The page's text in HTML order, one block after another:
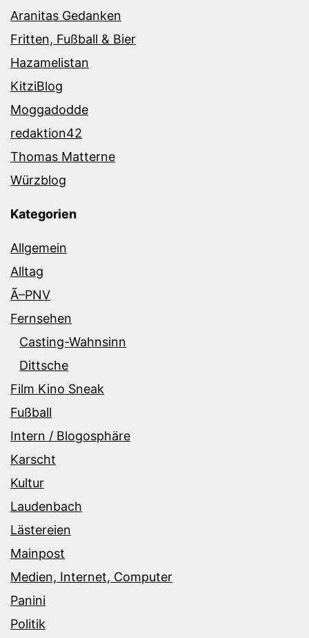
Aranitas Gedanken
Fritten, Fußball & Bier
Hazamelistan
KitziBlog
Moggadodde
redaktion42
Thomas Matterne
Würzblog
Kategorien
Allgemein
Alltag
Ã–PNV
Fernsehen
Casting-Wahnsinn
Dittsche
Film Kino Sneak
Fußball
Intern / Blogosphäre
Karscht
Kultur
Laudenbach
Lästereien
Mainpost
Medien, Internet, Computer
Panini
Politik